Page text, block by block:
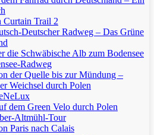
Curtain Trail 2
Deutscher Radweg – Das Grüne
die Schwäbische Alb zum Bodensee
Radweg
der Quelle bis zur Mündung –
Weichsel durch Polen
dem Green Velo durch Polen
Altmühl-Tour
Paris nach Calais